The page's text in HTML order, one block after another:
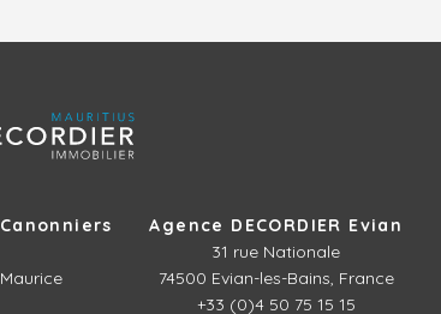
Agence DECORDIER Evian
31 rue Nationale
74500 Evian-les-Bains, France
+33 (0)4 50 75 15 15